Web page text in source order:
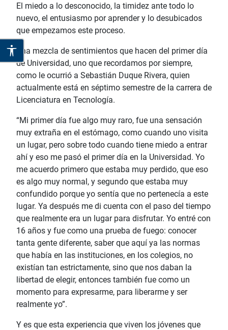
El miedo a lo desconocido, la timidez ante todo lo
nuevo, el entusiasmo por aprender y lo desubicados
que empezamos este proceso.
Una mezcla de sentimientos que hacen del primer día
de Universidad, uno que recordamos por siempre,
como le ocurrió a Sebastián Duque Rivera, quien
actualmente está en séptimo semestre de la carrera de
Licenciatura en Tecnología.
“Mi primer día fue algo muy raro, fue una sensación
muy extraña en el estómago, como cuando uno visita
un lugar, pero sobre todo cuando tiene miedo a entrar
ahí y eso me pasó el primer día en la Universidad. Yo
me acuerdo primero que estaba muy perdido, que eso
es algo muy normal, y segundo que estaba muy
confundido porque yo sentía que no pertenecía a este
lugar. Ya después me di cuenta con el paso del tiempo
que realmente era un lugar para disfrutar. Yo entré con
16 años y fue como una prueba de fuego: conocer
tanta gente diferente, saber que aquí ya las normas
que había en las instituciones, en los colegios, no
existían tan estrictamente, sino que nos daban la
libertad de elegir, entonces también fue como un
momento para expresarme, para liberarme y ser
realmente yo”.
Y es que esta experiencia que viven los jóvenes que